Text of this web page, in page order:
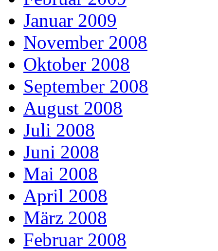
Januar 2009
November 2008
Oktober 2008
September 2008
August 2008
Juli 2008
Juni 2008
Mai 2008
April 2008
März 2008
Februar 2008